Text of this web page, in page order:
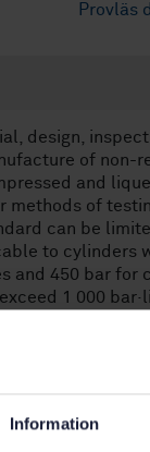
Information
Provläs
design,
of non-
and
of
can be
to cylinders
and 450 bar for
1 000
not exceed